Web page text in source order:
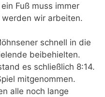
Fuß muss immer
wir arbeiten.
schnell in die
beibehielten.
es schließlich 8:14.
mitgenommen.
alle noch lange